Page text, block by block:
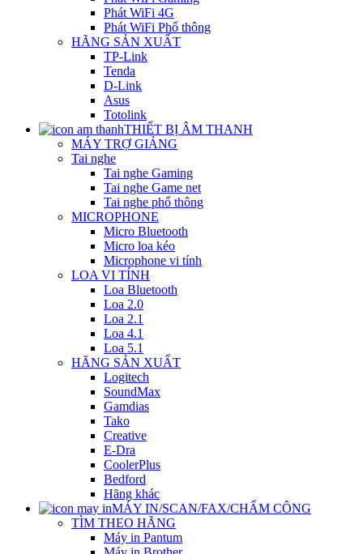
Phát WiFi 4G
Phát WiFi Phổ thông
HÃNG SẢN XUẤT
TP-Link
Tenda
D-Link
Asus
Totolink
THIẾT BỊ ÂM THANH
MÁY TRỢ GIẢNG
Tai nghe
Tai nghe Gaming
Tai nghe Game net
Tai nghe phổ thông
MICROPHONE
Micro Bluetooth
Micro loa kéo
Microphone vi tính
LOA VI TÍNH
Loa Bluetooth
Loa 2.0
Loa 2.1
Loa 4.1
Loa 5.1
HÃNG SẢN XUẤT
Logitech
SoundMax
Gamdias
Tako
Creative
E-Dra
CoolerPlus
Bedford
Hãng khác
MÁY IN/SCAN/FAX/CHẤM CÔNG
TÌM THEO HÃNG
Máy in Pantum